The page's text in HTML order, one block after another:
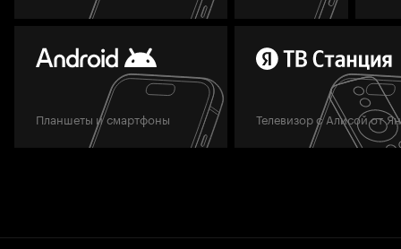
Планшеты и смартфоны Телевизор с Алисой от